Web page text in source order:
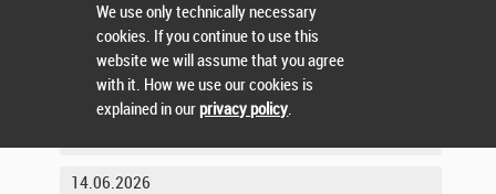
13.06.2026
Widdebierglaf
13.06.2026
14.06.2026
We use only technically necessary
cookies. If you continue to use this
website we will assume that you agree
with it. How we use our cookies is
explained in ourprivacy policy.